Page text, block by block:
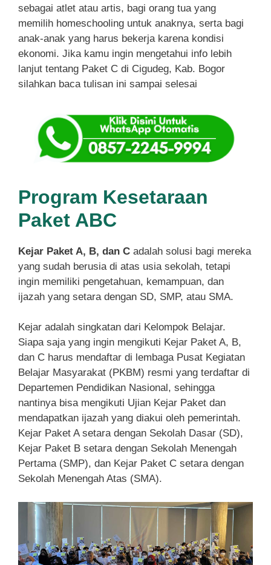
sebagai atlet atau artis, bagi orang tua yang
memilih homeschooling untuk anaknya, serta bagi
anak-anak yang harus bekerja karena kondisi
ekonomi. Jika kamu ingin mengetahui info lebih
lanjut tentang Paket C di Cigudeg, Kab. Bogor
silahkan baca tulisan ini sampai selesai
Program Kesetaraan
Paket ABC
Kejar Paket A, B, dan C adalah solusi bagi mereka
yang sudah berusia di atas usia sekolah, tetapi
ingin memiliki pengetahuan, kemampuan, dan
ijazah yang setara dengan SD, SMP, atau SMA.
Kejar adalah singkatan dari Kelompok Belajar.
Siapa saja yang ingin mengikuti Kejar Paket A, B,
dan C harus mendaftar di lembaga Pusat Kegiatan
Belajar Masyarakat (PKBM) resmi yang terdaftar di
Departemen Pendidikan Nasional, sehingga
nantinya bisa mengikuti Ujian Kejar Paket dan
mendapatkan ijazah yang diakui oleh pemerintah.
Kejar Paket A setara dengan Sekolah Dasar (SD),
Kejar Paket B setara dengan Sekolah Menengah
Pertama (SMP), dan Kejar Paket C setara dengan
Sekolah Menengah Atas (SMA).